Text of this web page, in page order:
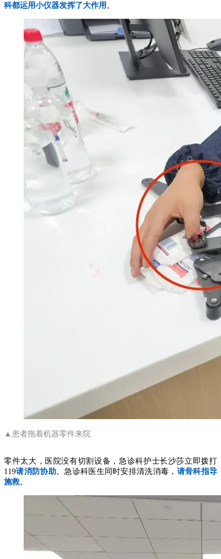
科都运用小仪器发挥了大作用 。
▲患者拖着机器零件来院
零件太大，医院没有切割设备，急诊科护士长沙莎立即拨打
119请消防协助。急诊科医生同时安排清洗消毒， 请骨科指导
施救。